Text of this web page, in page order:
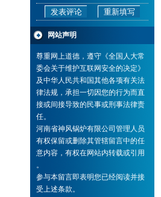
网站声明
尊重网上道德，遵守《全国人大常
委会关于维护互联网安全的决定》
及中华人民共和国其他各项有关法
律法规，承担一切因您的行为而直
接或间接导致的民事或刑事法律责
任。
河南省神风锅炉有限公司管理人员
有权保留或删除其管辖留言中的任
意内容，有权在网站内转载或引用
。
参与本留言即表明您已经阅读并接
受上述条款。